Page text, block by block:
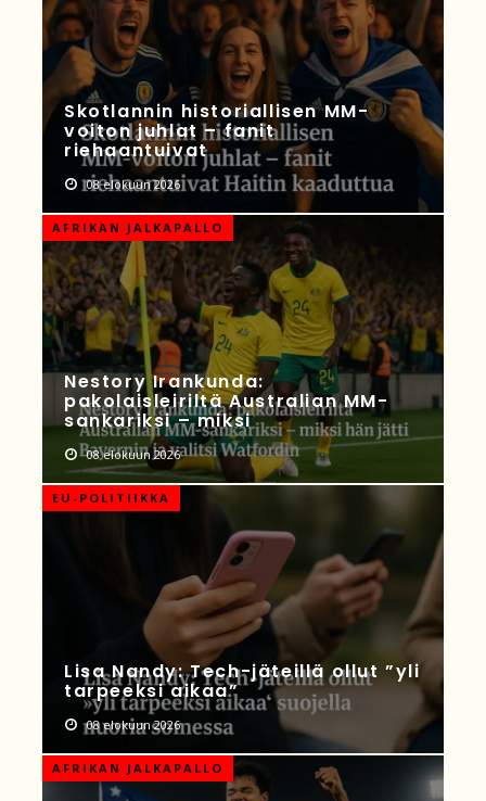
Skotlannin historiallisen MM-
voiton juhlat – fanit
riehaantuivat
08 elokuun 2026
AFRIKAN JALKAPALLO
Nestory Irankunda:
pakolaisleiriltä Australian MM-
sankariksi – miksi
08 elokuun 2026
EU-POLITIIKKA
Lisa Nandy: Tech-jäteillä ollut ”yli
tarpeeksi aikaa”
08 elokuun 2026
AFRIKAN JALKAPALLO